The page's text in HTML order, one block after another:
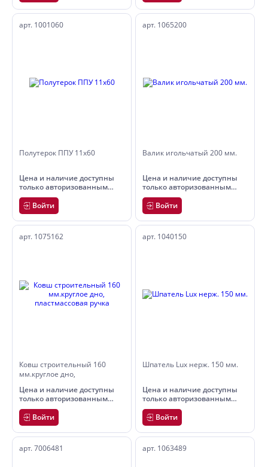
арт. 1001060
Полутерок ППУ 11х60
Цена и наличие доступны
только авторизованным
пользователям
Войти
арт. 1065200
Валик игольчатый 200 мм.
Цена и наличие доступны
только авторизованным
пользователям
Войти
арт. 1075162
Ковш строительный 160
мм.круглое дно,
Цена и наличие доступны
только авторизованным
пользователям
Войти
арт. 1040150
Шпатель Lux нерж. 150 мм.
Цена и наличие доступны
только авторизованным
пользователям
Войти
арт. 7006481 арт. 1063489